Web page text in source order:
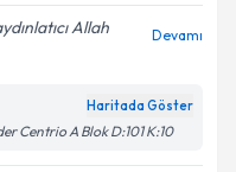
Allah
Devamı
Haritada Göster
Centrio A Blok D:101 K:10